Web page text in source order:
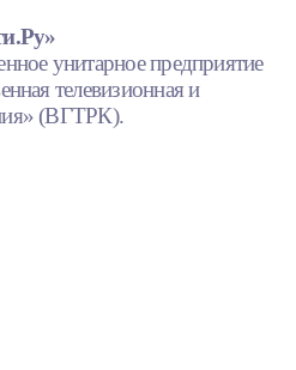
унитарное предприятие
телевизионная и
(ВГТРК).